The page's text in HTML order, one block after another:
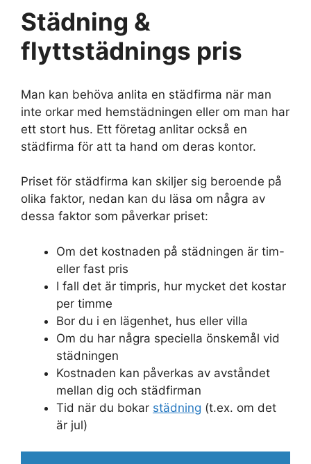
Städning &
flyttstädnings pris
Man kan behöva anlita en städfirma när man
inte orkar med hemstädningen eller om man har
ett stort hus. Ett företag anlitar också en
städfirma för att ta hand om deras kontor.
Priset för städfirma kan skiljer sig beroende på
olika faktor, nedan kan du läsa om några av
dessa faktor som påverkar priset:
Om det kostnaden på städningen är tim-
eller fast pris
I fall det är timpris, hur mycket det kostar
per timme
Bor du i en lägenhet, hus eller villa
Om du har några speciella önskemål vid
städningen
Kostnaden kan påverkas av avståndet
mellan dig och städfirman
Tid när du bokar städning (t.ex. om det
är jul)